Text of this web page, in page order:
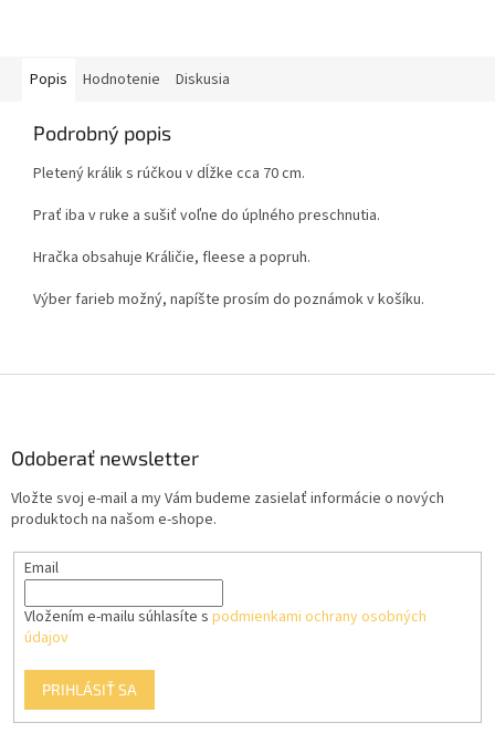
Popis Hodnotenie Diskusia
Podrobný popis
Pletený králik s rúčkou v dĺžke cca 70 cm.
Prať iba v ruke a sušiť voľne do úplného preschnutia.
Hračka obsahuje Králičie, fleese a popruh.
Výber farieb možný, napíšte prosím do poznámok v košíku.
Odoberať newsletter
Vložte svoj e-mail a my Vám budeme zasielať informácie o nových
produktoch na našom e-shope.
Email
Vložením e-mailu súhlasíte s podmienkami ochrany osobných
údajov
PRIHLÁSIŤ SA